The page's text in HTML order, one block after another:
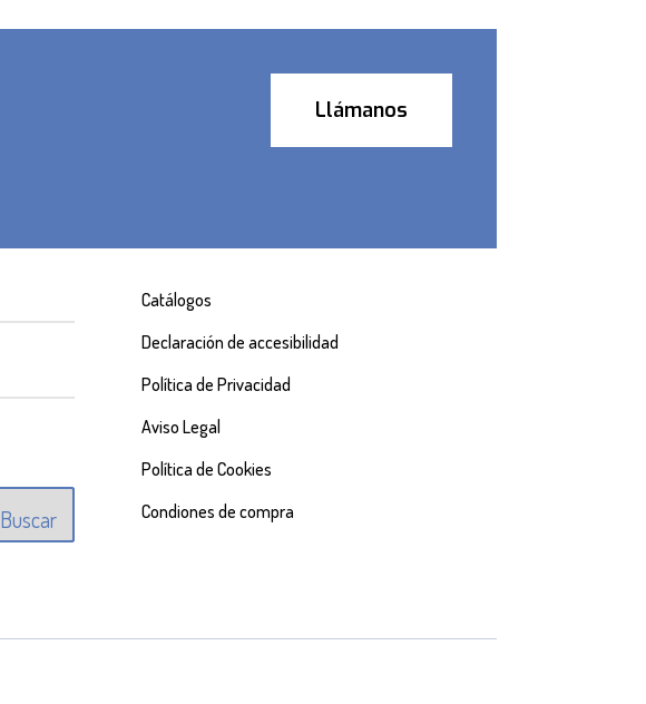
Llámanos
Buscar
Catálogos
Declaración de accesibilidad
Política de Privacidad
Aviso Legal
Política de Cookies
Condiones de compra